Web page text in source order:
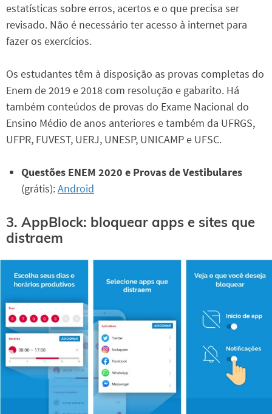
estatísticas sobre erros, acertos e o que precisa ser
revisado. Não é necessário ter acesso à internet para
fazer os exercícios.
Os estudantes têm à disposição as provas completas do
Enem de 2019 e 2018 com resolução e gabarito. Há
também conteúdos de provas do Exame Nacional do
Ensino Médio de anos anteriores e também da UFRGS,
UFPR, FUVEST, UERJ, UNESP, UNICAMP e UFSC.
Questões ENEM 2020 e Provas de Vestibulares
(grátis):Android
3. AppBlock: bloquear apps e sites que
distraem